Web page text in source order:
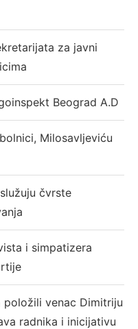
za javni
Beograd A.D
Milosavljeviću
čvrste
i simpatizera
položili venac Dimitriju
radnika i inicijativu